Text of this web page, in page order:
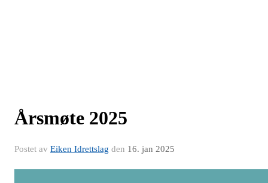
Årsmøte 2025
Postet av Eiken Idrettslag den 16. jan 2025